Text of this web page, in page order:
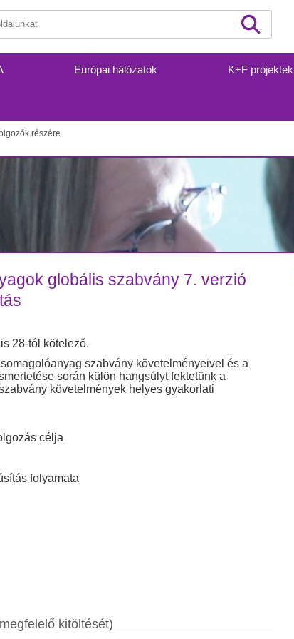
Európai hálózatok K+F projektek
részére
globális szabvány 7. verzió
28-tól kötelező.
szabvány követelményeivel és a
során külön hangsúlyt fektetünk a
követelmények helyes gyakorlati
célja
folyamata
kitöltését)